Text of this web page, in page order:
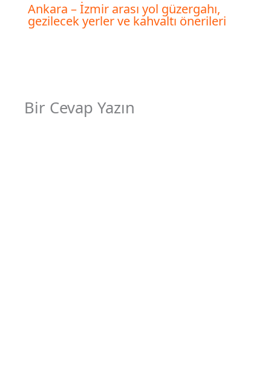
Ankara – İzmir arası yol güzergahı,
gezilecek yerler ve kahvaltı önerileri
Bir Cevap Yazın